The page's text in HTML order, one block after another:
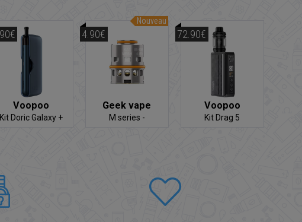
Voopoo
Kit Doric Galaxy +
Nouveau
Geek vape
M series -
4.90€
Voopoo
Kit Drag 5
72.90€